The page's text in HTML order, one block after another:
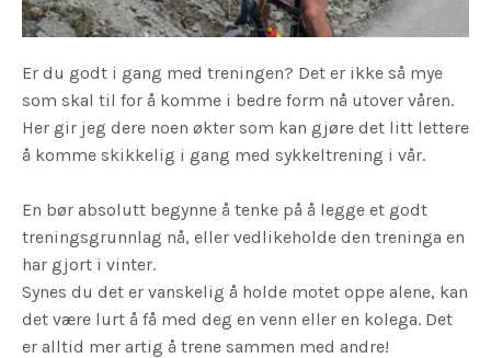
Er du godt i gang med treningen? Det er ikke så mye
som skal til for å komme i bedre form nå utover våren.
Her gir jeg dere noen økter som kan gjøre det litt lettere
å komme skikkelig i gang med sykkeltrening i vår.
En bør absolutt begynne å tenke på å legge et godt
treningsgrunnlag nå, eller vedlikeholde den treninga en
har gjort i vinter.
Synes du det er vanskelig å holde motet oppe alene, kan
det være lurt å få med deg en venn eller en kolega. Det
er alltid mer artig å trene sammen med andre!